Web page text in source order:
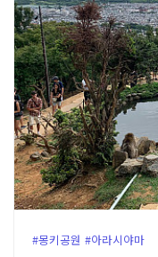
#몽키공원 #아라시야마